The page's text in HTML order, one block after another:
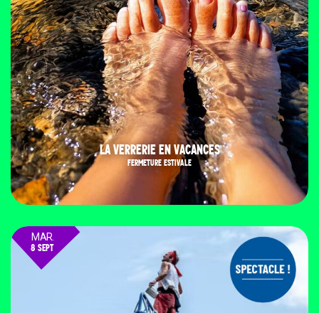
LA VERRERIE EN VACANCES
FERMETURE ESTIVALE
MAR.
8 SEPT